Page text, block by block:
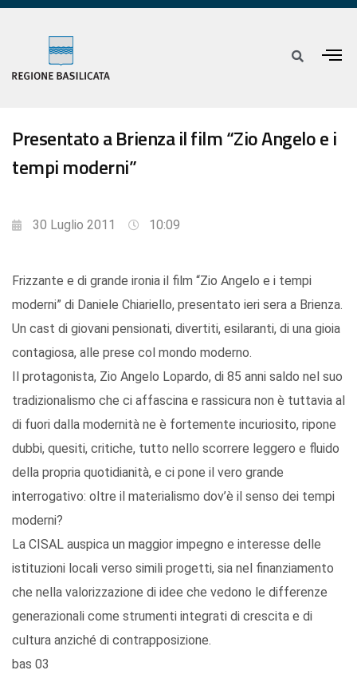
Presentato a Brienza il film “Zio Angelo e i
tempi moderni”
30 Luglio 2011 10:09
Frizzante e di grande ironia il film “Zio Angelo e i tempi
moderni” di Daniele Chiariello, presentato ieri sera a Brienza.
Un cast di giovani pensionati, divertiti, esilaranti, di una gioia
contagiosa, alle prese col mondo moderno.
Il protagonista, Zio Angelo Lopardo, di 85 anni saldo nel suo
tradizionalismo che ci affascina e rassicura non è tuttavia al
di fuori dalla modernità ne è fortemente incuriosito, ripone
dubbi, quesiti, critiche, tutto nello scorrere leggero e fluido
della propria quotidianità, e ci pone il vero grande
interrogativo: oltre il materialismo dov’è il senso dei tempi
moderni?
La CISAL auspica un maggior impegno e interesse delle
istituzioni locali verso simili progetti, sia nel finanziamento
che nella valorizzazione di idee che vedono le differenze
generazionali come strumenti integrati di crescita e di
cultura anziché di contrapposizione.
bas 03